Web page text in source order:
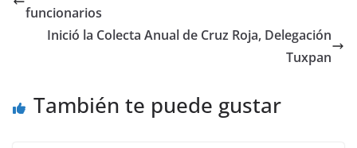
funcionarios
Inició la Colecta Anual de Cruz Roja, Delegación
Tuxpan
También te puede gustar